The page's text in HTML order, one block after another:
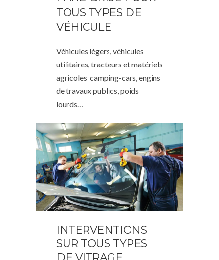
TOUS TYPES DE
VÉHICULE
Véhicules légers, véhicules
utilitaires, tracteurs et matériels
agricoles, camping-cars, engins
de travaux publics, poids
lourds…
INTERVENTIONS
SUR TOUS TYPES